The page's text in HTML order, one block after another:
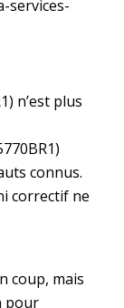
services-
n’est plus
connus.
correctif ne
coup, mais
pour